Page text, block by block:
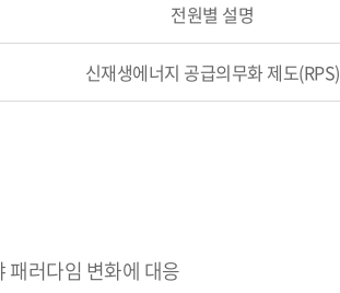
전원별 설명
신재생에너지 공급의무화 제도(RPS)
패러다임 변화에 대응